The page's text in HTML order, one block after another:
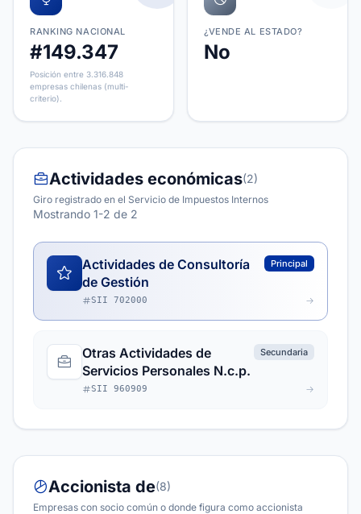
RANKING NACIONAL
#149.347
Posición entre 3.316.848
empresas chilenas (multi-
criterio).
¿VENDE AL ESTADO?
No
Actividades económicas(2)
Giro registrado en el Servicio de Impuestos Internos
Mostrando 1-2 de 2
Actividades de Consultoría
de Gestión
Principal
SII 702000
Otras Actividades de
Servicios Personales N.c.p.
Secundaria
SII 960909
Accionista de(8)
Empresas con socio común o donde figura como accionista